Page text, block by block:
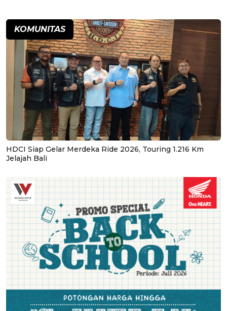
KOMUNITAS
HDCI Siap Gelar Merdeka Ride 2026, Touring 1.216 Km
Jelajah Bali